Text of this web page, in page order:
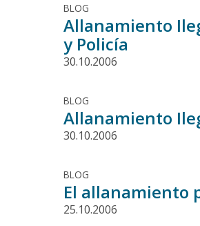
BLOG
Allanamiento
y Policía
30.10.2006
BLOG
Allanamiento
30.10.2006
BLOG
El allanamiento
25.10.2006